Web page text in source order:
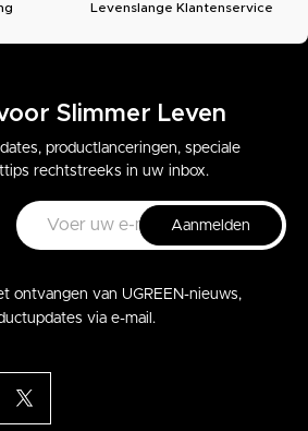
Levenslange Klantenservice
Slimmer Leven
productlanceringen, speciale
rechtstreeks in uw inbox.
Aanmelden
ontvangen van UGREEN-nieuws,
via e-mail.